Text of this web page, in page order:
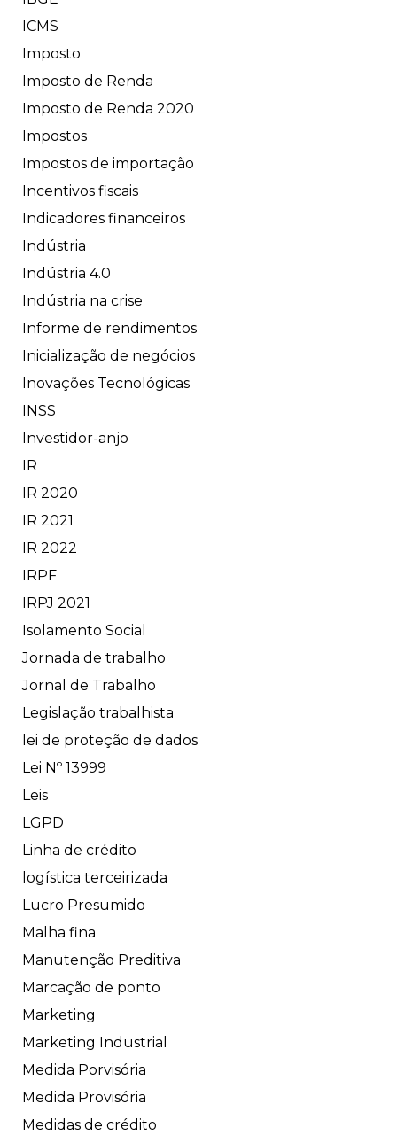
ICMS
Imposto
Imposto de Renda
Imposto de Renda 2020
Impostos
Impostos de importação
Incentivos fiscais
Indicadores financeiros
Indústria
Indústria 4.0
Indústria na crise
Informe de rendimentos
Inicialização de negócios
Inovações Tecnológicas
INSS
Investidor-anjo
IR
IR 2020
IR 2021
IR 2022
IRPF
IRPJ 2021
Isolamento Social
Jornada de trabalho
Jornal de Trabalho
Legislação trabalhista
lei de proteção de dados
Lei Nº 13999
Leis
LGPD
Linha de crédito
logística terceirizada
Lucro Presumido
Malha fina
Manutenção Preditiva
Marcação de ponto
Marketing
Marketing Industrial
Medida Porvisória
Medida Provisória
Medidas de crédito